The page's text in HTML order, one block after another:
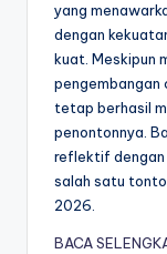
yang
dengan
kuat. Meskipun
pengembangan
tetap berhasil
penontonnya.
reflektif dengan
salah satu
2026.
BACA